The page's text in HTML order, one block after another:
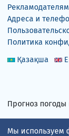
Рекламодателям
Адреса и
Политика
Қазақша
Прогноз
Принимаем
Мы используем